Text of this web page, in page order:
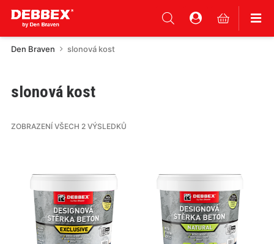
Den Braven slonová kost
slonová kost
ZOBRAZENÍ VŠECH 2 VÝSLEDKŮ
variant.
Varianty
vybrat
variant.
Varianty
vybrat